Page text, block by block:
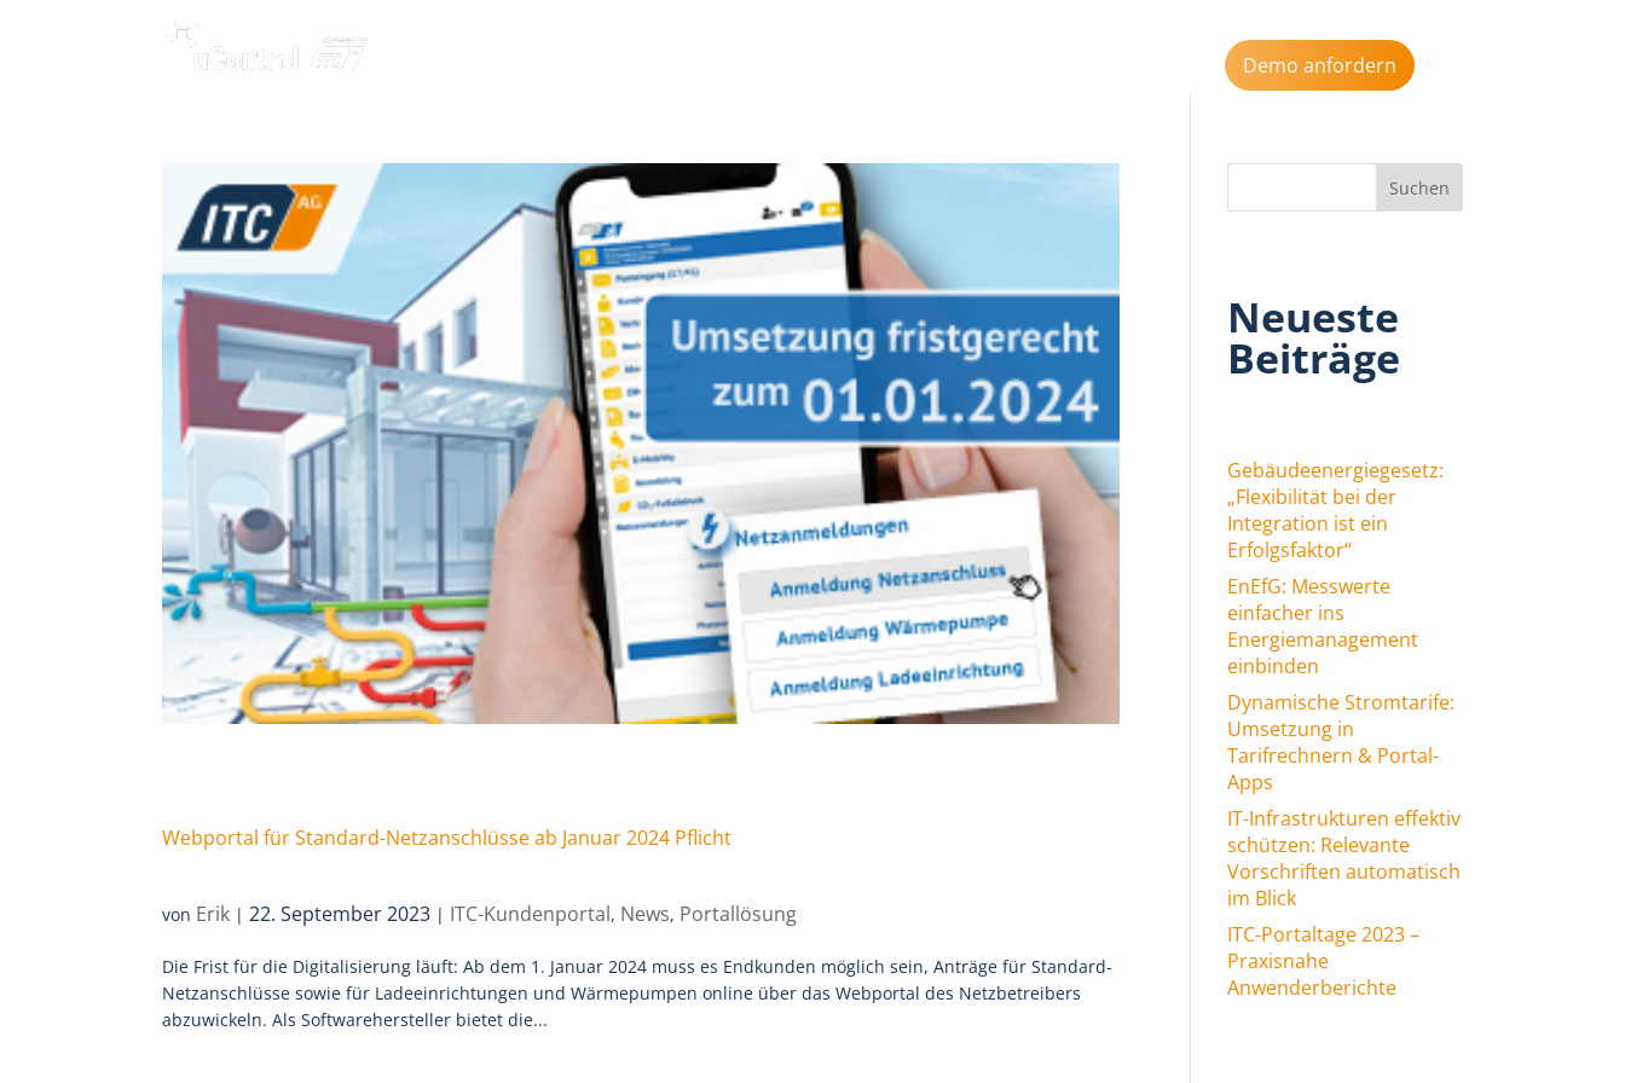
Demo anfordern
Webportal für Standard-Netzanschlüsse ab Januar 2024 Pflicht
von Erik |22. September 2023 | ITC-Kundenportal, News, Portallösung
Die Frist für die Digitalisierung läuft: Ab dem 1. Januar 2024 muss es Endkunden möglich sein, Anträge für Standard-
Netzanschlüsse sowie für Ladeeinrichtungen und Wärmepumpen online über das Webportal des Netzbetreibers
abzuwickeln. Als Softwarehersteller bietet die...
Neueste
Beiträge
Gebäudeenergiegesetz:
„Flexibilität bei der
Integration ist ein
Erfolgsfaktor“
EnEfG: Messwerte
einfacher ins
Energiemanagement
einbinden
Dynamische Stromtarife:
Umsetzung in
Tarifrechnern & Portal-
Apps
IT-Infrastrukturen effektiv
schützen: Relevante
Vorschriften automatisch
im Blick
ITC-Portaltage 2023 –
Praxisnahe
Anwenderberichte